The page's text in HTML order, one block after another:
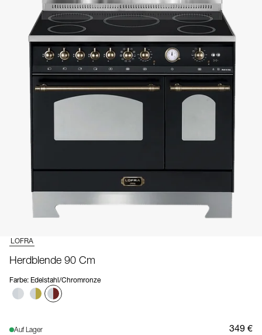
LOFRA
Herdblende 90 Cm
Farbe: Edelstahl/Chromronze
Auf Lager
349 €